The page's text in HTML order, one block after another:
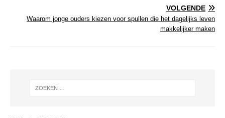
VOLGENDE
Waarom jonge ouders kiezen voor spullen die het dagelijks leven
makkelijker maken